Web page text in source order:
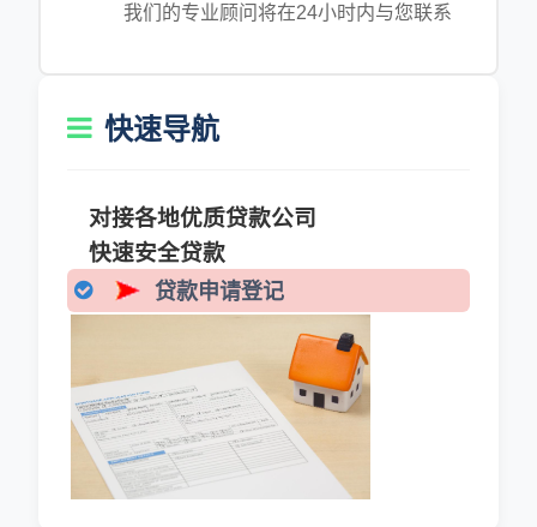
我们的专业顾问将在24小时内与您联系
快速导航
对接各地优质贷款公司
快速安全贷款
贷款申请登记